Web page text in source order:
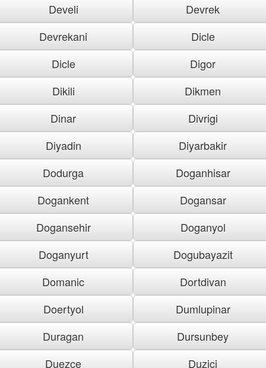
Develi
Devrek
Devrekani
Dicle
Dicle
Digor
Dikili
Dikmen
Dinar
Divrigi
Diyadin
Diyarbakir
Dodurga
Doganhisar
Dogankent
Dogansar
Dogansehir
Doganyol
Doganyurt
Dogubayazit
Domanic
Dortdivan
Doertyol
Dumlupinar
Duragan
Dursunbey
Duezce
Duzici